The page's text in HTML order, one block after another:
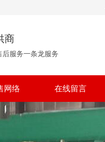
商
服务一条龙服务
网络 在线留言